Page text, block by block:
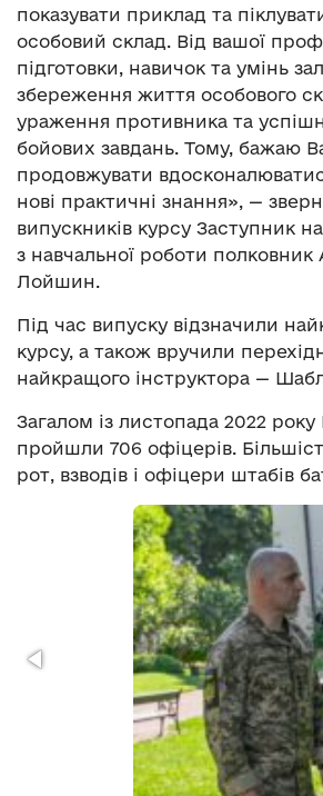
показувати приклад та
особовий склад. Від вашої
підготовки, навичок та умінь
збереження життя особового
ураження противника та
бойових завдань. Тому, бажаю
продовжувати
нові практичні знання», —
випускників курсу Заступник
з навчальної роботи полковник
Лойшин.
Під час випуску відзначили
курсу, а також вручили
найкращого інструктора —
Загалом із листопада 2022 року
пройшли 706 офіцерів.
рот, взводів і офіцери штабів